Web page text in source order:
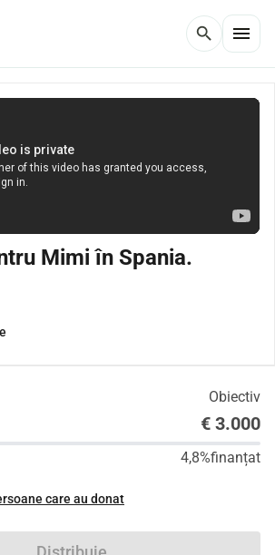
search menu
Mimi în Spania.
Obiectiv
€ 3.000
4,8%finanțat
care au donat